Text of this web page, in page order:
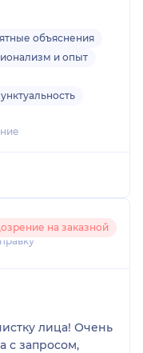
что
В итоге
мимика,
объяснения
и опыт
на заказной
лица! Очень
с запросом,